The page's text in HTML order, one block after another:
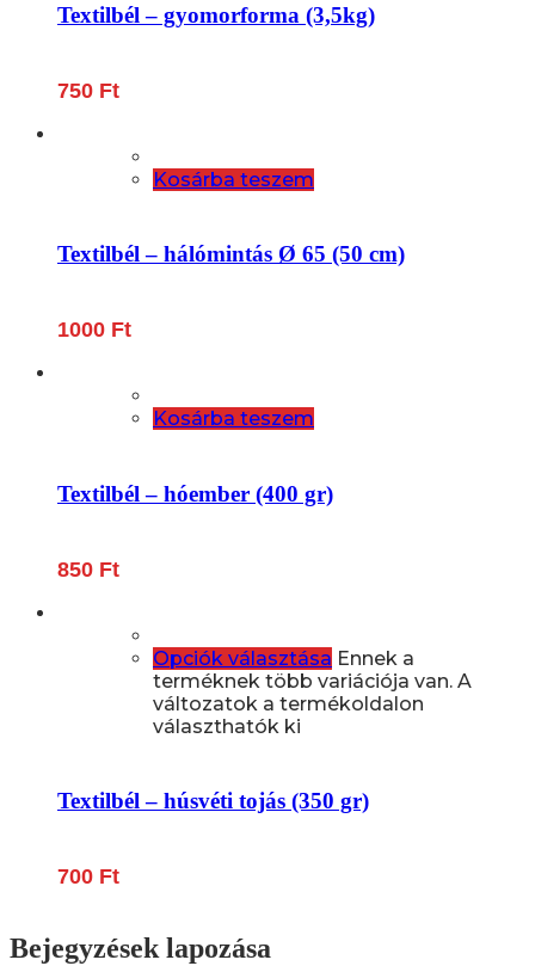
Textilbél – gyomorforma (3,5kg)
750 Ft
Kosárba teszem
Textilbél – hálómintás Ø 65 (50 cm)
1000 Ft
Kosárba teszem
Textilbél – hóember (400 gr)
850 Ft
Opciók választása Ennek a
terméknek több variációja van. A
változatok a termékoldalon
választhatók ki
Textilbél – húsvéti tojás (350 gr)
700 Ft
Bejegyzések lapozása